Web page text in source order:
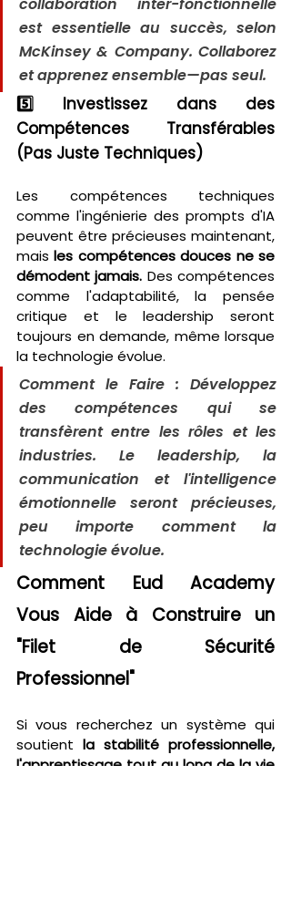
collaboration inter-fonctionnelle
est essentielle au succès, selon
McKinsey & Company. Collaborez
et apprenez ensemble—pas seul.
5️⃣ Investissez dans des
Compétences Transférables
(Pas Juste Techniques)
Les compétences techniques
comme l'ingénierie des prompts d'IA
peuvent être précieuses maintenant,
mais les compétences douces ne se
démodent jamais. Des compétences
comme l'adaptabilité, la pensée
critique et le leadership seront
toujours en demande, même lorsque
la technologie évolue.
Comment le Faire : Développez
des compétences qui se
transfèrent entre les rôles et les
industries. Le leadership, la
communication et l'intelligence
émotionnelle seront précieuses,
peu importe comment la
technologie évolue.
Comment Eud Academy
Vous Aide à Construire un
"Filet de Sécurité
Professionnel"
Si vous recherchez un système qui
soutient la stabilité professionnelle,
l'apprentissage tout au long de la vie